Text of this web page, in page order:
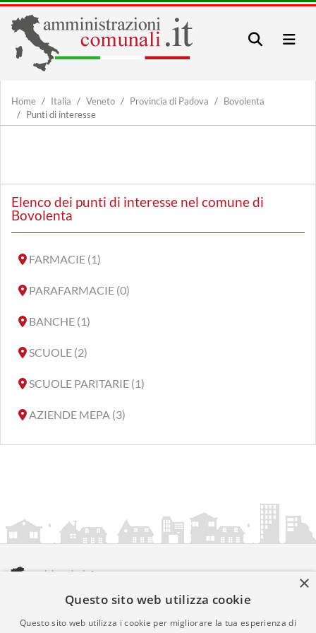
Home Italia Veneto Provincia di Padova
Bovolenta
Punti di interesse
Elenco dei punti di interesse nel comune di
Bovolenta
FARMACIE (1)
PARAFARMACIE (0)
BANCHE (1)
SCUOLE (2)
SCUOLE PARITARIE (1)
AZIENDE MEPA (3)
amministrazionicomunali.it è una iniziativa diartemedia.it
© Copyright MMXXIV - P.IVA 05400000724
×
Questo sito web utilizza cookie
Questo sito web utilizza i cookie per migliorare la tua esperienza di